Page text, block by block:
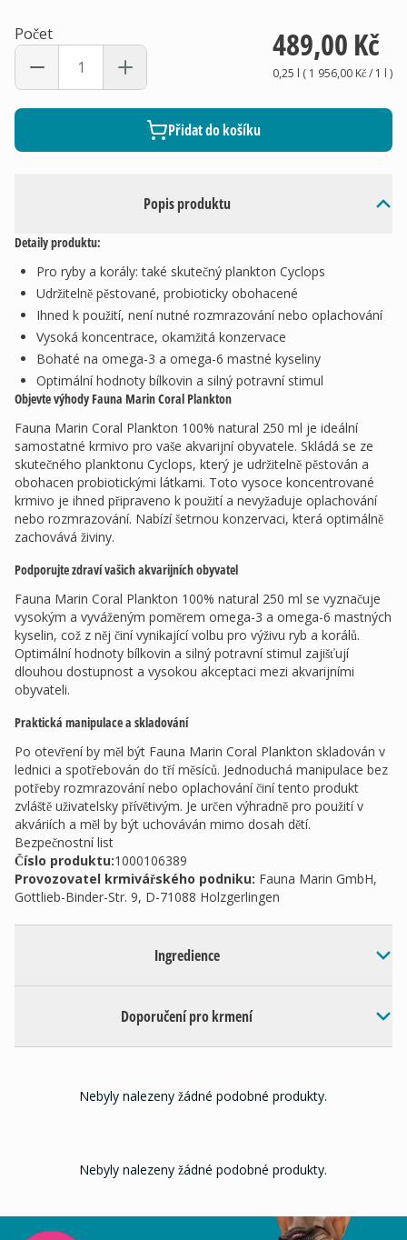
Popis produktu
Detaily produktu:
Pro ryby a korály: také skutečný plankton Cyclops
Udržitelně pěstované, probioticky obohacené
Ihned k použití, není nutné rozmrazování nebo oplachování
Vysoká koncentrace, okamžitá konzervace
Bohaté na omega-3 a omega-6 mastné kyseliny
Optimální hodnoty bílkovin a silný potravní stimul
Objevte výhody Fauna Marin Coral Plankton
Fauna Marin Coral Plankton 100% natural 250 ml je ideální
samostatné krmivo pro vaše akvarijní obyvatele. Skládá se ze
skutečného planktonu Cyclops, který je udržitelně pěstován a
obohacen probiotickými látkami. Toto vysoce koncentrované
krmivo je ihned připraveno k použití a nevyžaduje oplachování
nebo rozmrazování. Nabízí šetrnou konzervaci, která optimálně
zachovává živiny.
Podporujte zdraví vašich akvarijních obyvatel
Fauna Marin Coral Plankton 100% natural 250 ml se vyznačuje
vysokým a vyváženým poměrem omega-3 a omega-6 mastných
kyselin, což z něj činí vynikající volbu pro výživu ryb a korálů.
Optimální hodnoty bílkovin a silný potravní stimul zajišťují
dlouhou dostupnost a vysokou akceptaci mezi akvarijními
obyvateli.
Praktická manipulace a skladování
Po otevření by měl být Fauna Marin Coral Plankton skladován v
lednici a spotřebován do tří měsíců. Jednoduchá manipulace bez
potřeby rozmrazování nebo oplachování činí tento produkt
zvláště uživatelsky přívětivým. Je určen výhradně pro použití v
akváriích a měl by být uchováván mimo dosah dětí.
Bezpečnostní list
Číslo produktu:1000106389
Provozovatel krmivářského podniku: Fauna Marin GmbH,
Gottlieb-Binder-Str. 9, D-71088 Holzgerlingen
Ingredience
Doporučení pro krmení
Počet 489,00 Kč
0,25 l ( 1 956,00 Kč/ 1 l )
Přidat do košíku
Nebyly nalezeny žádné podobné produkty.
Nebyly nalezeny žádné podobné produkty.